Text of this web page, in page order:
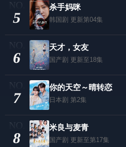
5
杀手妈咪
韩国剧 更新第04集
6
天才，女友
国产剧 更新至18集
7
你的天空～晴转恋
日本剧 第2集
8
米良与麦青
国产剧 更新至第17集